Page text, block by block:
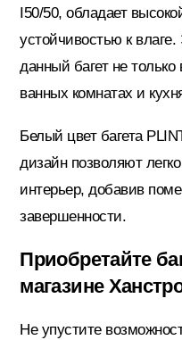
Электрика
I50/50, обладает
устойчивостью к
данный багет не
ванных комнатах и
Белый цвет багета
дизайн позволяют
интерьер, добавив
завершенности.
Приобретайте
магазине
Не упустите